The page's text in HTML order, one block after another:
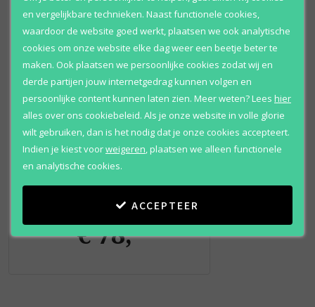
Caron
Infini
Eau de parfum
€ 78,95
en vergelijkbare technieken. Naast functionele cookies,
waardoor de website goed werkt, plaatsen we ook analytische
cookies om onze website elke dag weer een beetje beter te
maken. Ook plaatsen we persoonlijke cookies zodat wij en
derde partijen jouw internetgedrag kunnen volgen en
persoonlijke content kunnen laten zien. Meer weten?Lees hier
alles over ons cookiebeleid. Als je onze website in volle glorie
wilt gebruiken, dan is het nodig dat je onze cookies accepteert.
Indien je kiest voorweigeren,plaatsen we alleen functionele
en analytische cookies.
ACCEPTEER